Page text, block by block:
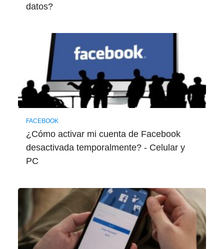
datos?
FACEBOOK
¿Cómo activar mi cuenta de Facebook
desactivada temporalmente? - Celular y
PC